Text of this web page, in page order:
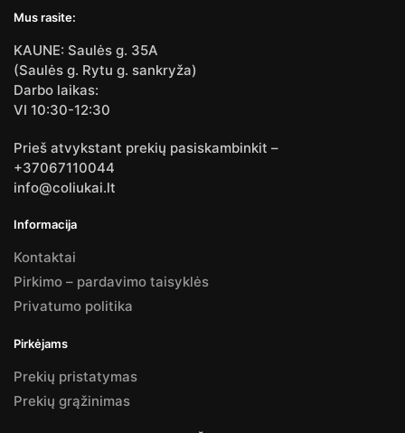
Mus rasite:
KAUNE: Saulės g. 35A
(Saulės g. Rytu g. sankryža)
Darbo laikas:
VI 10:30-12:30
Prieš atvykstant prekių pasiskambinkit –
+37067110044
info@coliukai.lt
Informacija
Kontaktai
Pirkimo – pardavimo taisyklės
Privatumo politika
Pirkėjams
Prekių pristatymas
Prekių grąžinimas